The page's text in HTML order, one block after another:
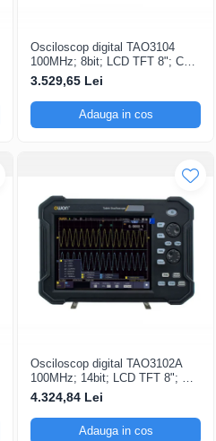
Osciloscop digital TAO3104
100MHz; 8bit; LCD TFT 8"; Ch:
4; 1Gsps; 40Mpts inclus in
Analiză semnal
3.529,65 Lei
Adauga in cos
Osciloscop digital TAO3102A
100MHz; 14bit; LCD TFT 8"; Ch:
2; 1Gsps; 40Mpts dotat cu
Măsurători automate
4.324,84 Lei
Adauga in cos